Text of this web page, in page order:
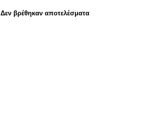
Δεν βρέθηκαν αποτελέσματα